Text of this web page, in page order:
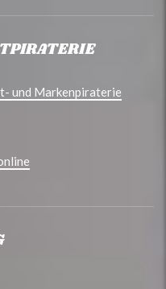
und Markenpiraterie